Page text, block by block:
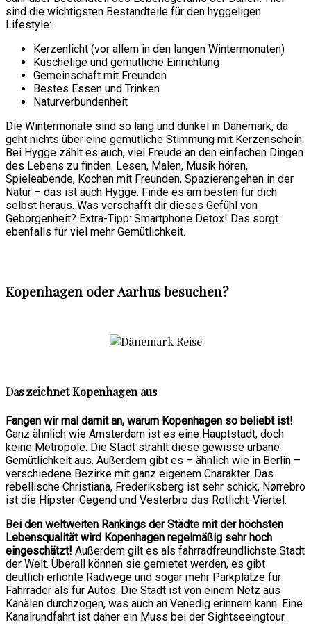
sind die wichtigsten Bestandteile für den hyggeligen
Lifestyle:
Kerzenlicht (vor allem in den langen Wintermonaten)
Kuschelige und gemütliche Einrichtung
Gemeinschaft mit Freunden
Bestes Essen und Trinken
Naturverbundenheit
Die Wintermonate sind so lang und dunkel in Dänemark, da
geht nichts über eine gemütliche Stimmung mit Kerzenschein.
Bei Hygge zählt es auch, viel Freude an den einfachen Dingen
des Lebens zu finden. Lesen, Malen, Musik hören,
Spieleabende, Kochen mit Freunden, Spazierengehen in der
Natur – das ist auch Hygge. Finde es am besten für dich
selbst heraus. Was verschafft dir dieses Gefühl von
Geborgenheit? Extra-Tipp: Smartphone Detox! Das sorgt
ebenfalls für viel mehr Gemütlichkeit.
Kopenhagen oder Aarhus besuchen?
Das zeichnet Kopenhagen aus
Fangen wir mal damit an, warum Kopenhagen so beliebt ist!
Ganz ähnlich wie Amsterdam ist es eine Hauptstadt, doch
keine Metropole. Die Stadt strahlt diese gewisse urbane
Gemütlichkeit aus. Außerdem gibt es – ähnlich wie in Berlin –
verschiedene Bezirke mit ganz eigenem Charakter. Das
rebellische Christiana, Frederiksberg ist sehr schick, Nørrebro
ist die Hipster-Gegend und Vesterbro das Rotlicht-Viertel.
Bei den weltweiten Rankings der Städte mit der höchsten
Lebensqualität wird Kopenhagen regelmäßig sehr hoch
eingeschätzt! Außerdem gilt es als fahrradfreundlichste Stadt
der Welt. Überall können sie gemietet werden, es gibt
deutlich erhöhte Radwege und sogar mehr Parkplätze für
Fahrräder als für Autos. Die Stadt ist von einem Netz aus
Kanälen durchzogen, was auch an Venedig erinnern kann. Eine
Kanalrundfahrt ist daher ein Muss bei der Sightseeingtour.